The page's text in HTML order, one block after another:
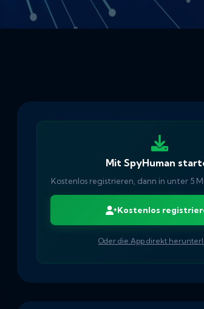
Mit SpyHuman
Kostenlos registrieren, dann in unter 5
Kostenlos
Oder die App direkt